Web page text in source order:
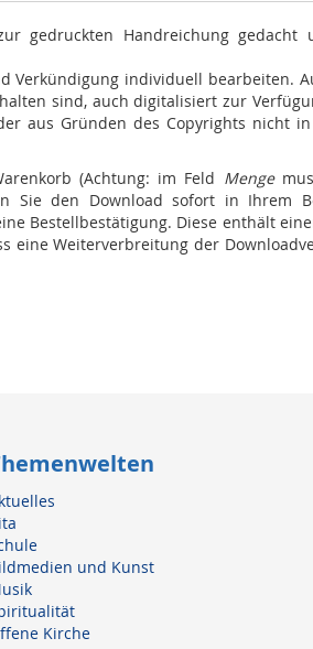
gedruckten Handreichung
individuell bearbeiten.
sind, auch digitalisiert zur
aus Gründen des Copyrights nicht
(Achtung: im Feld Menge
Sie den Download sofort in Ihrem
Bestellbestätigung. Diese enthält
Weiterverbreitung der
und Kunst
Kirche